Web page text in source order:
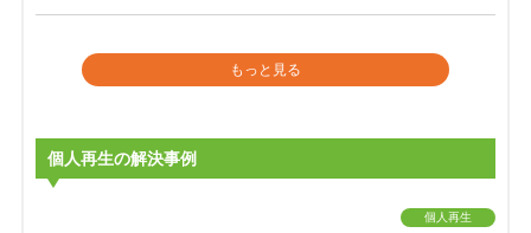
もっと見る
個人再生の解決事例
個人再生